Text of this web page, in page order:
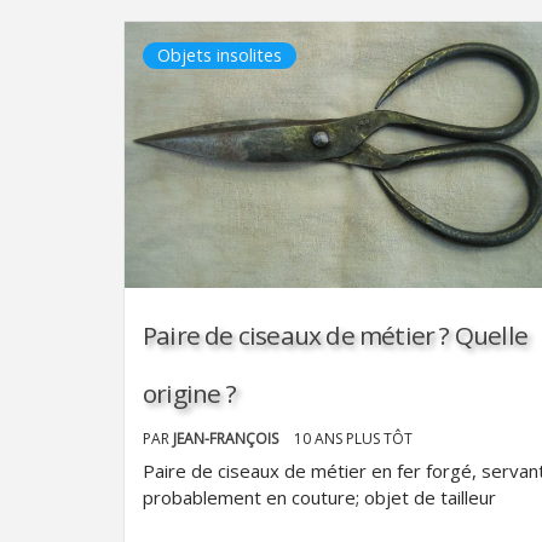
Objets insolites
Paire de ciseaux de métier ? Quelle
origine ?
PAR JEAN-FRANÇOIS 10 ANS PLUS TÔT
Paire de ciseaux de métier en fer forgé,
probablement en couture; objet de tailleur